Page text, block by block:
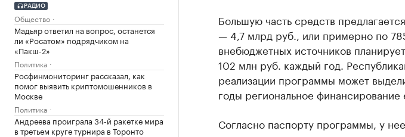
РАДИО
Общество
Мадьяр ответил на вопрос, останется
ли «Росатом» подрядчиком на
«Пакш-2»
Политика
Росфинмониторинг рассказал, как
помог выявить криптомошенников в
Москве
Политика
Андреева проиграла 34-й ракетке мира
в третьем круге турнира в Торонто
Большую часть средств
— 4,7 млрд руб., или примерно по
внебюджетных источников
102 млн руб. каждый год.
реализации программы может
годы региональное
Согласно паспорту программы, у